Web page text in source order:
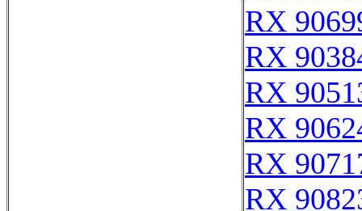
RX
RX
RX
RX
RX
RX